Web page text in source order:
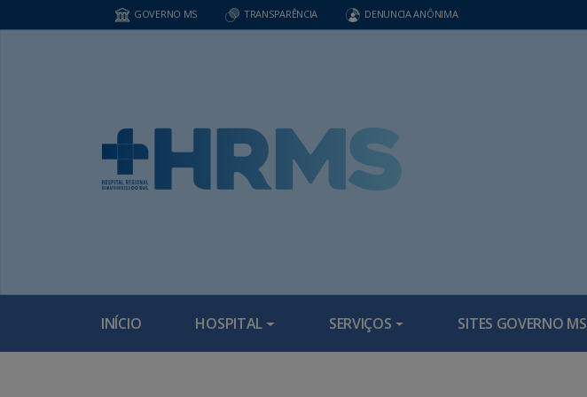
GOVERNO MS TRANSPARÊNCIA DENUNCIA ANÔNIMA
INÍCIO HOSPITAL SERVIÇOS SITES GOVERNO MS